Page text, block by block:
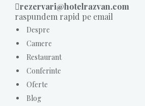
rezervari@hotelrazvan.com
raspundem rapid pe email
Despre
Camere
Restaurant
Conferinte
Oferte
Blog